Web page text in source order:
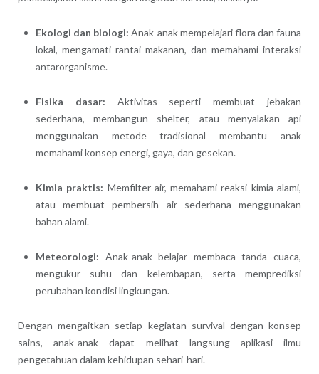
Ekologi dan biologi: Anak-anak mempelajari flora dan fauna
lokal, mengamati rantai makanan, dan memahami interaksi
antarorganisme.
Fisika dasar: Aktivitas seperti membuat jebakan
sederhana, membangun shelter, atau menyalakan api
menggunakan metode tradisional membantu anak
memahami konsep energi, gaya, dan gesekan.
Kimia praktis: Memfilter air, memahami reaksi kimia alami,
atau membuat pembersih air sederhana menggunakan
bahan alami.
Meteorologi: Anak-anak belajar membaca tanda cuaca,
mengukur suhu dan kelembapan, serta memprediksi
perubahan kondisi lingkungan.
Dengan mengaitkan setiap kegiatan survival dengan konsep
sains, anak-anak dapat melihat langsung aplikasi ilmu
pengetahuan dalam kehidupan sehari-hari.